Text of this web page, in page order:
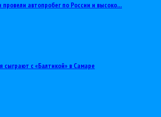
автопробег по России и высоко…
сыграют с «Балтикой» в Самаре